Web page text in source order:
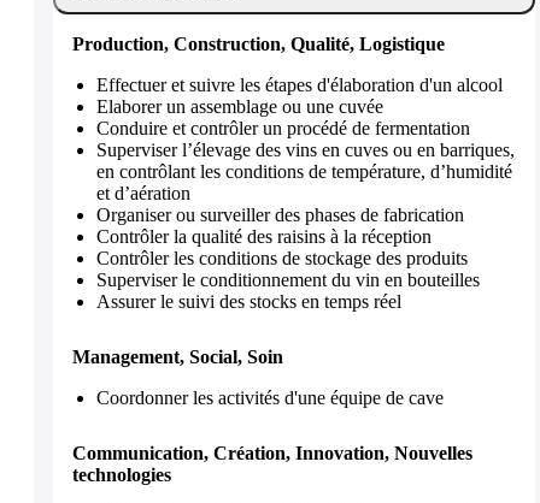
Production, Construction, Qualité, Logistique
Effectuer et suivre les étapes d'élaboration d'un alcool
Elaborer un assemblage ou une cuvée
Conduire et contrôler un procédé de fermentation
Superviser l’élevage des vins en cuves ou en barriques,
en contrôlant les conditions de température, d’humidité
et d’aération
Organiser ou surveiller des phases de fabrication
Contrôler la qualité des raisins à la réception
Contrôler les conditions de stockage des produits
Superviser le conditionnement du vin en bouteilles
Assurer le suivi des stocks en temps réel
Management, Social, Soin
Coordonner les activités d'une équipe de cave
Communication, Création, Innovation, Nouvelles
technologies